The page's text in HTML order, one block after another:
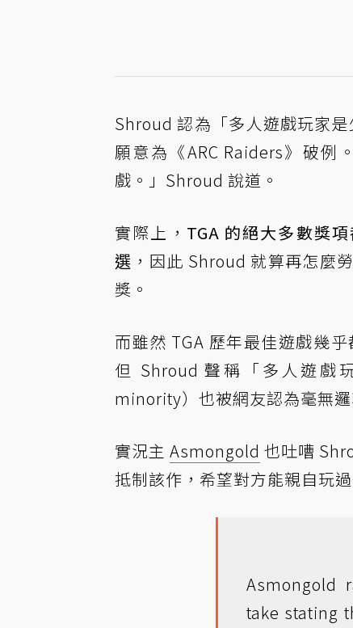
Shroud 認為「多人遊戲玩家
願意為《ARC Raiders》破例
戲。」Shroud 說道。
實際上， TGA 的絕大多數獎
選 ，因此 Shroud 就算再怎麼
獎。
而雖然 TGA 歷年最佳遊戲幾
但 Shroud 聲稱「多人遊戲
minority）也被網友認為毫無邏
實況主 Asmongold 也吐嘈
抵制該作，希望對方能親自玩
Asmongold
take stating